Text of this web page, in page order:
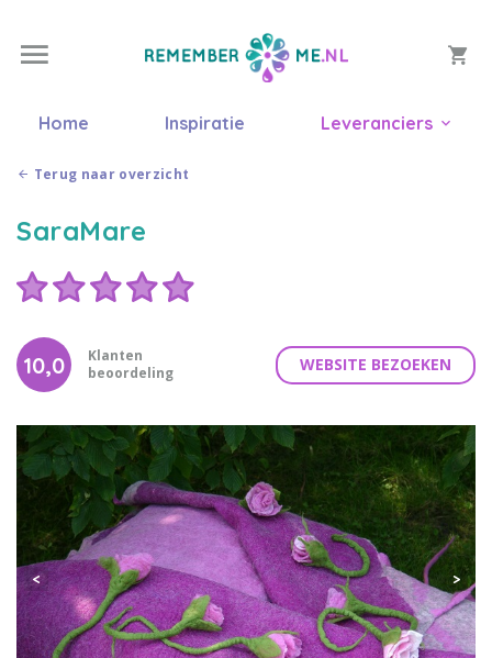
Home Inspiratie Leveranciers
Terug naar overzicht
SaraMare
Klanten
beoordeling
10,0 WEBSITE BEZOEKEN